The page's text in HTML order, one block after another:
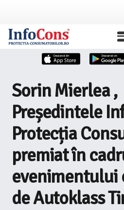
Sorin Mierlea ,
Președintele
Protecția
premiat în
evenimentului
de Autoklass